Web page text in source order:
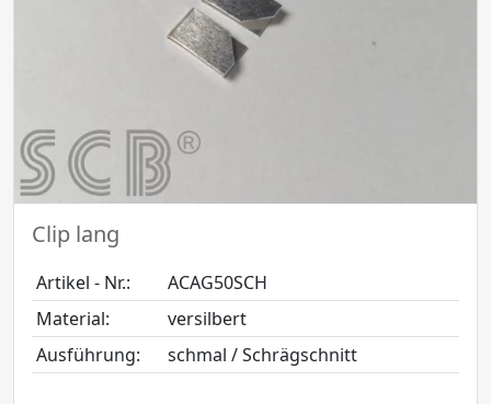
Clip lang
Artikel - Nr.:
ACAG50SCH
Material:
versilbert
Ausführung:
schmal / Schrägschnitt